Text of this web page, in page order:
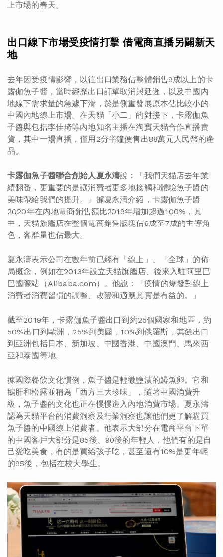
上市場的春天。
出口線下市場受疫情打擊 借電商直播另闢新天
地
去年因受疫情影響，以往出口業務佔整體銷售9成以上的卡
露伽魚子醬，當時經歷出口訂單取消與延遲，以及中國內
地線下需求量的急遽下滑，於是側重發展原本佔比較小的
中國內地線上市場。在天貓「小二」的對接下，卡露伽魚
子醬與包括李佳琦等內地知名主播在淘寶天貓合作直播賣
貨，其中一場直播，僅用2分半鐘便售出88萬元人民幣的產
品。
卡露伽魚子醬聯合創始人夏永濤說：「我們天貓店去年業
績翻番，更重要的是讓消費者更多地接觸和體驗魚子醬的
美味帶給我們的提升。」據夏永濤介紹，卡露伽魚子醬
2020年在內地電商銷售額比2019年增加超過100%，其
中，天貓旗艦店在整個電商銷售版塊佔6成至7成的主導角
色，客群量也佔最大。
夏永濤表示公司在數年前已經有「線上」、「全球」的佈
局概念，例如在2013年設立天貓旗艦店、後來入駐阿里巴
巴國際站（Alibaba.com）。他說：「疫情的爆發對線上
消費者消費習慣的調整、改變和適應其實是有益的。」
截至2019年，卡露伽魚子醬出口到約25個國家和地區，約
50%出口到歐洲，25%到美國，10%到俄羅斯，其餘出口
到亞洲包括日本、新加坡、中國香港、中國澳門、馬來西
亞和泰國等地。
據國際餐飲文化慣例，魚子醬是輕微鹽漬的鱘魚卵。它和
鵝肝和松露並稱為「西方三大珍味」，隨著中國消費升
級，魚子醬的文化也正在慢慢進入內地消費市場。夏永濤
認為天貓平台的消費洞察及行業洞察也讓他們更了解購買
魚子醬的中國線上消費者。他表示大部分在電商平台下單
的中國客戶大部分是85後、90後的年輕人，他們有的是自
己愛吃美食，有的是買給孩子吃，甚至還有10%是更年輕
的95後，包括在校大學生。